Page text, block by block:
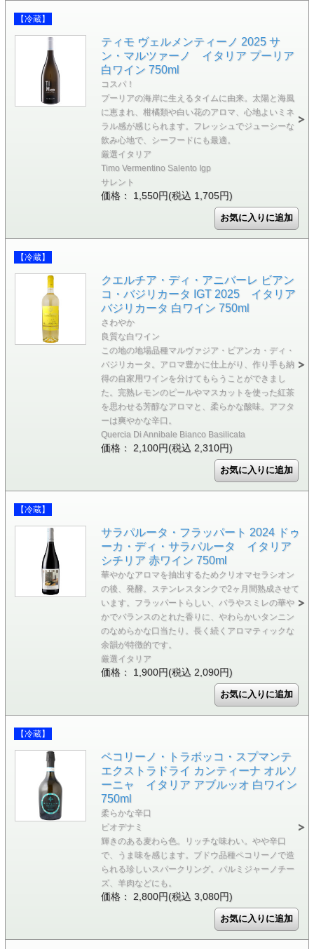
【冷蔵】
ティモ ヴェルメンティーノ 2025 サ
ン・マルツァーノ イタリア プーリア
白ワイン 750ml
コスパ！
プーリアの海岸に生えるタイムに由来。太陽と海風
に恵まれ、柑橘類や白い花のアロマ、心地よいミネ
ラル感が感じられます。フレッシュでジューシーな
飲み心地で、シーフードにも最適。
厳選イタリア
Timo Vermentino Salento Igp
サレント
価格： 1,550円(税込 1,705円)
【冷蔵】
クエルチア・ディ・アニバーレ ビアン
コ・バジリカータ IGT 2025 イタリア
バジリカータ 白ワイン 750ml
さわやか
良質な白ワイン
この地の地場品種マルヴァジア・ビアンカ・ディ・
バジリカータ。アロマ豊かに仕上がり、作り手も納
得の自家用ワインを分けてもらうことができまし
た。完熟レモンのピールやマスカットを使った紅茶
を思わせる芳醇なアロマと、柔らかな酸味。アフタ
ーは爽やかな辛口。
Quercia Di Annibale Bianco Basilicata
価格： 2,100円(税込 2,310円)
【冷蔵】
サラパルータ・フラッパート 2024 ドゥ
ーカ・ディ・サラパルータ イタリア
シチリア 赤ワイン 750ml
華やかなアロマを抽出するためクリオマセラシオン
の後、発酵。ステンレスタンクで2ヶ月間熟成させて
います。フラッパートらしい、バラやスミレの華や
かでバランスのとれた香りに、やわらかいタンニン
のなめらかな口当たり。長く続くアロマティックな
余韻が特徴的です。
厳選イタリア
価格： 1,900円(税込 2,090円)
【冷蔵】
ペコリーノ・トラボッコ・スプマンテ
エクストラドライ カンティーナ オルソ
ーニャ イタリア アブルッオ 白ワイン
750ml
柔らかな辛口
ビオデナミ
輝きのある麦わら色。リッチな味わい。やや辛口
で、うま味を感じます。ブドウ品種ペコリーノで造
られる珍しいスパークリング。パルミジャーノチー
ズ、羊肉などにも。
価格： 2,800円(税込 3,080円)